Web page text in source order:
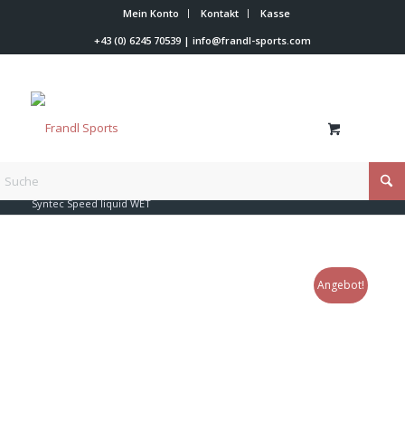
Mein Konto Kontakt
Kasse
+43 (0) 6245 70539| info@frandl-sports.com
Du bist hier:
Syntec Speed liquid WET
Angebot!